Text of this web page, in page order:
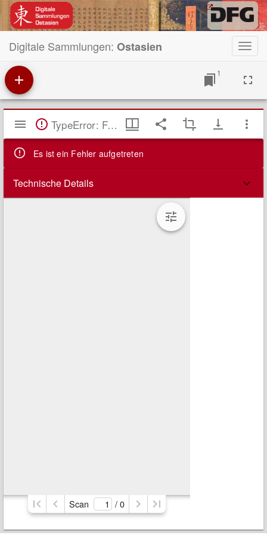
Digitale Sammlungen: Ostasien
1
Mirador
Viewer TypeError: Failed to fetch
Es ist ein Fehler aufgetreten
Technische Details
Scan / 0